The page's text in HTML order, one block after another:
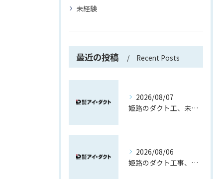
未経験
最近の投稿 Recent Posts
2026/08/07
姫路のダクト工、未経験でも先輩と覚える現場作業
2026/08/06
姫路のダクト工事、製作から取付で覚える現場職